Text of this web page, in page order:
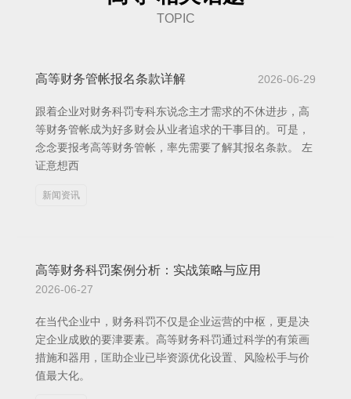
TOPIC
高等财务管帐报名条款详解 2026-06-29
跟着企业对财务科罚专科东说念主才需求的不休进步，高
等财务管帐成为好多财会从业者追求的干事目的。可是，
念念要报考高等财务管帐，率先需要了解其报名条款。 左
证意想西
新闻资讯
高等财务科罚案例分析：实战策略与应用
2026-06-27
在当代企业中，财务科罚不仅是企业运营的中枢，更是决
定企业成败的要津要素。高等财务科罚通过科学的有策画
措施和器用，匡助企业已毕资源优化设置、风险松手与价
值最大化。